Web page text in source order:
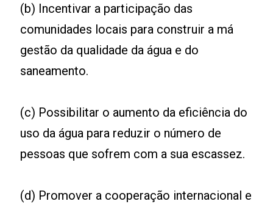
(b) Incentivar a participação das
comunidades locais para construir a má
gestão da qualidade da água e do
saneamento.
(c) Possibilitar o aumento da eficiência do
uso da água para reduzir o número de
pessoas que sofrem com a sua escassez.
(d) Promover a cooperação internacional e